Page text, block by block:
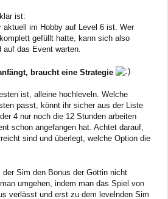
ist:
aktuell im Hobby auf Level 6 ist. Wer
gefüllt hatte, kann sich also
auf das Event warten.
braucht eine Strategie
ist, alleine hochleveln. Welche
passt, könnt ihr sicher aus der Liste
4 nur noch die 12 Stunden arbeiten
schon angefangen hat. Achtet darauf,
sind und überlegt, welche Option die
Sim den Bonus der Göttin nicht
umgehen, indem man das Spiel von
verlässt und erst zu dem levelnden Sim